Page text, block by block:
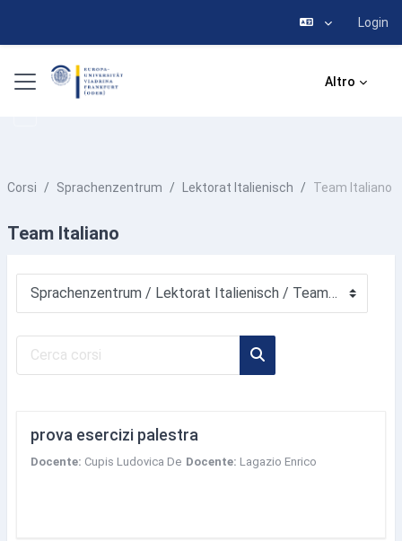
Login
Pannello laterale Altro
Corsi Sprachenzentrum Lektorat Italienisch Team Italiano
Team Italiano
Categorie di corso
Cerca corsi
prova esercizi palestra
Docente: Cupis Ludovica De Docente: Lagazio Enrico